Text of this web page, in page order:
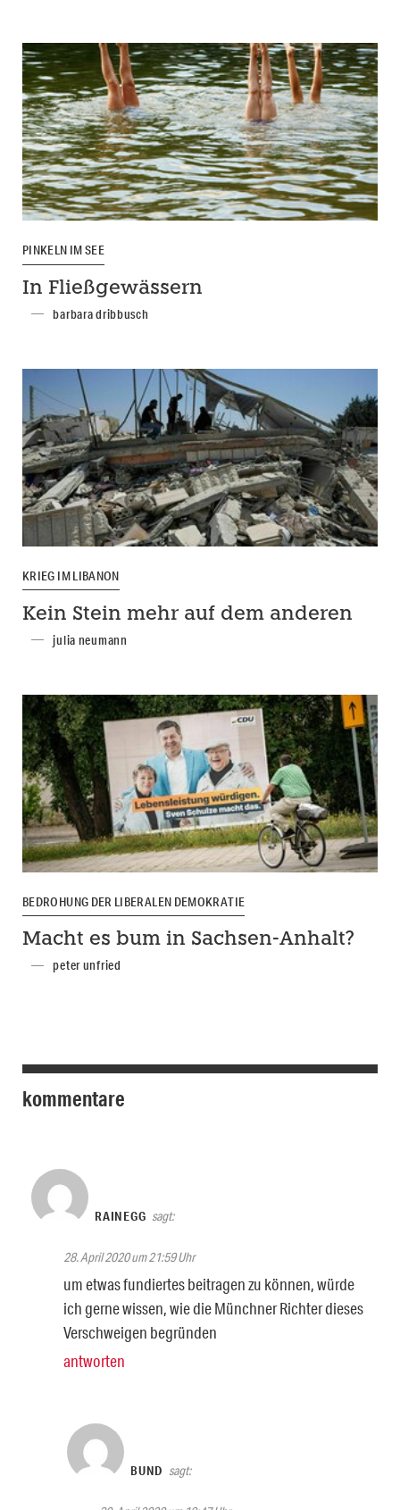
PINKELN IM SEE
In Fließgewässern
barbara dribbusch
KRIEG IM LIBANON
Kein Stein mehr auf dem anderen
julia neumann
BEDROHUNG DER LIBERALEN DEMOKRATIE
Macht es bum in Sachsen-Anhalt?
peter unfried
kommentare
RAINEGG sagt:
28. April 2020 um 21:59 Uhr
um etwas fundiertes beitragen zu können, würde
ich gerne wissen, wie die Münchner Richter dieses
Verschweigen begründen
antworten
BUND sagt: